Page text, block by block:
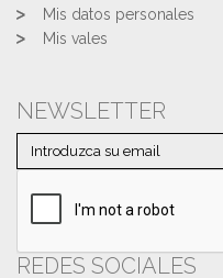
Mis datos personales
Mis vales
NEWSLETTER
REDES SOCIALES